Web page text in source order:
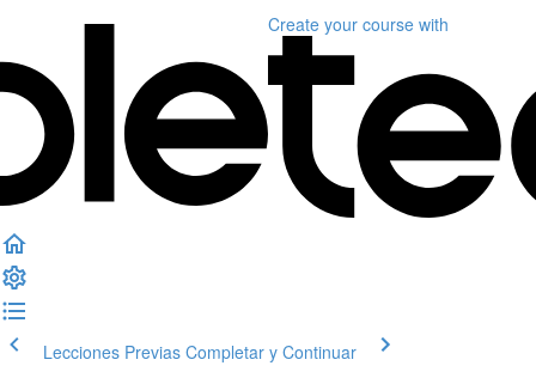
Create your course with
Lecciones Previas Completar y Continuar